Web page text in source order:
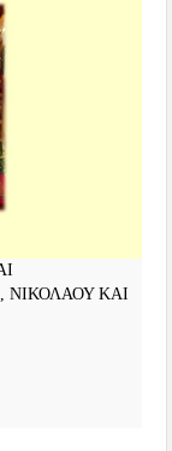
ΚΑΙ